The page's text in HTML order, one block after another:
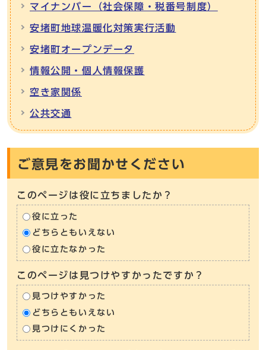
マイナンバー（社会保障・税番号制度）
安堵町地球温暖化対策実行活動
安堵町オープンデータ
情報公開・個人情報保護
空き家関係
公共交通
ご意見をお聞かせください
このページは役に立ちましたか？
役に立った
どちらともいえない
役に立たなかった
このページは見つけやすかったですか？
見つけやすかった
どちらともいえない
見つけにくかった